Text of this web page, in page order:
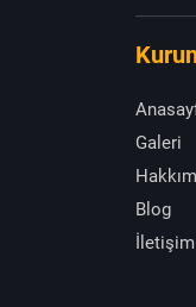
Galeri
Blog
İletişim